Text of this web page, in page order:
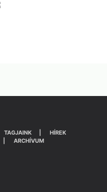
TAGJAINK
HÍREK
ARCHÍVUM